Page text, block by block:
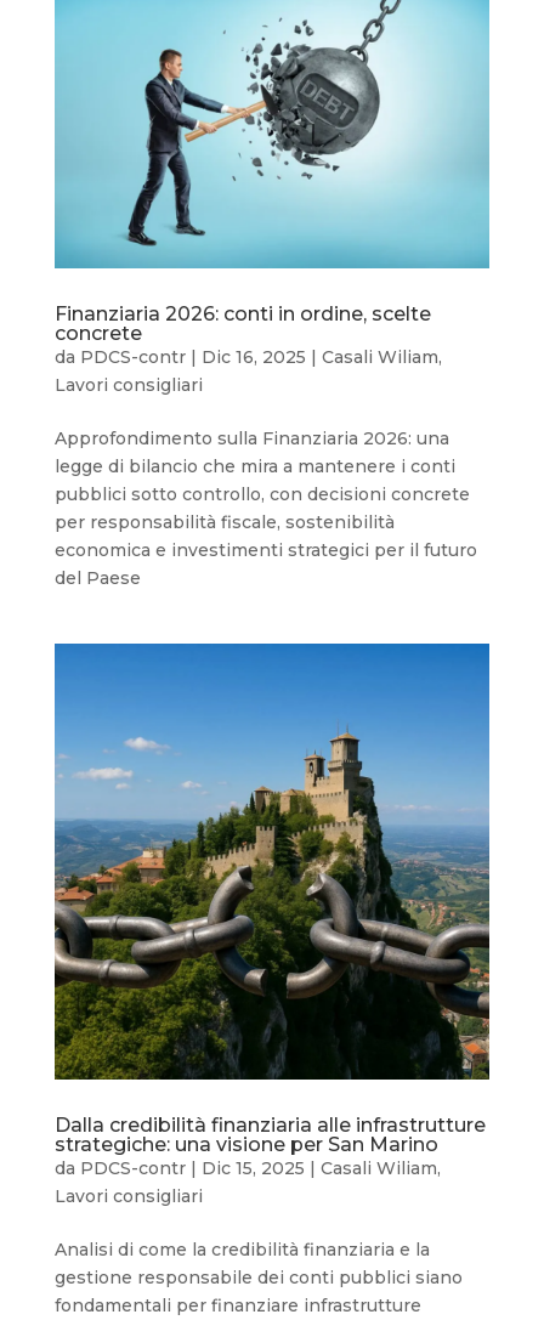
Finanziaria 2026: conti in ordine, scelte
concrete
da PDCS-contr| Dic 16, 2025 Casali Wiliam,
Lavori consigliari
Approfondimento sulla Finanziaria 2026: una
legge di bilancio che mira a mantenere i conti
pubblici sotto controllo, con decisioni concrete
per responsabilità fiscale, sostenibilità
economica e investimenti strategici per il futuro
del Paese
Dalla credibilità finanziaria alle infrastrutture
strategiche: una visione per San Marino
da PDCS-contr| Dic 15, 2025 | Casali Wiliam,
Lavori consigliari
Analisi di come la credibilità finanziaria e la
gestione responsabile dei conti pubblici siano
fondamentali per finanziare infrastrutture